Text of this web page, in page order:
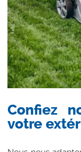
Confiez
votre